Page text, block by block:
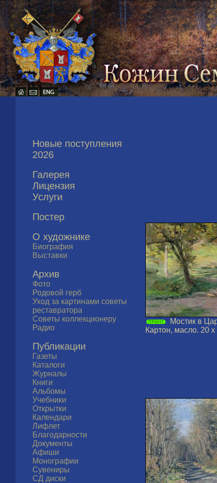
Новые поступления
2026
Галерея
Лицензия
Услуги
Постер
О художнике
Биография
Выставки
Архив
Фото
Родовой герб
Уход за картинами советы
реставратора
Советы коллекционеру
Радио
Публикации
Газеты
Каталоги
Журналы
Книги
Альбомы
Учебники
Открытки
Календари
Лифлет
Благодарности
Документы
Афиши
Монографии
Сувениры
СД диски
Мостик в
Картон, масло. 20